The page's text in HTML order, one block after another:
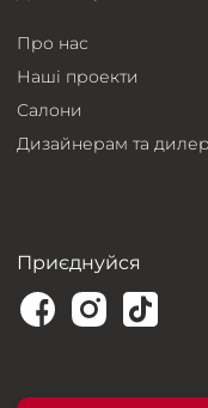
Про нас
Наші проекти
Салони
Дизайнерам та
Приєднуйся